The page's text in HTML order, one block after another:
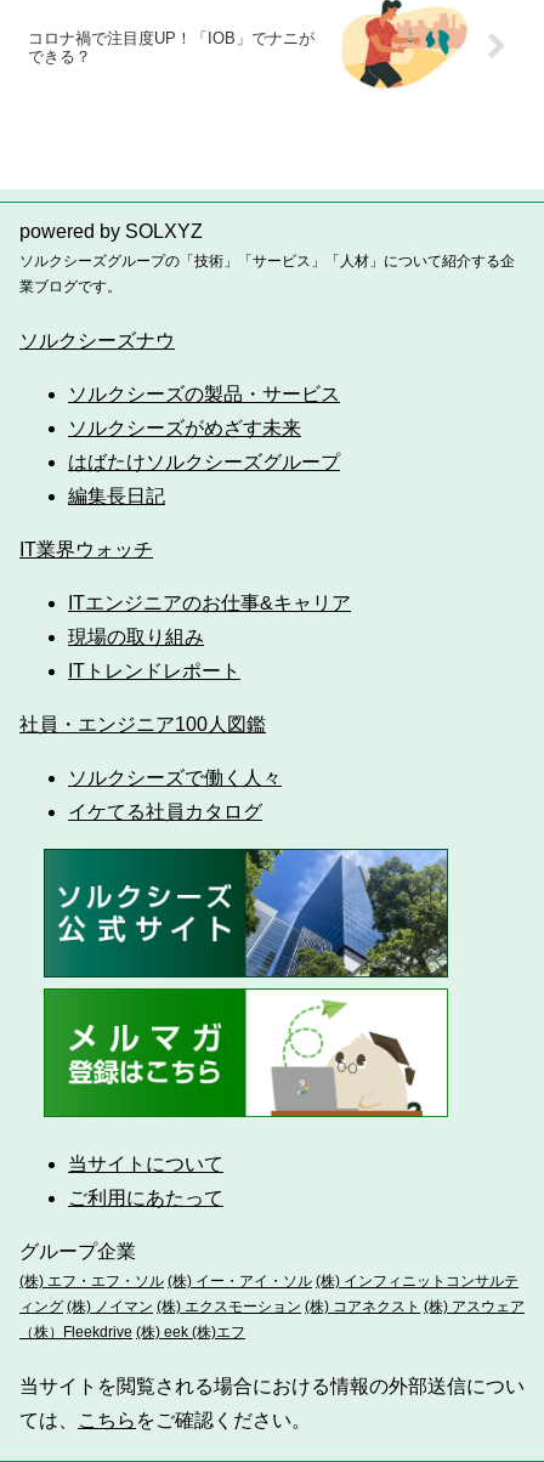
コロナ禍で注目度UP！「IOB」でナニが
できる？
powered by SOLXYZ
ソルクシーズグループの「技術」「サービス」「人材」について紹介する企
業ブログです。
ソルクシーズナウ
ソルクシーズの製品・サービス
ソルクシーズがめざす未来
はばたけソルクシーズグループ
編集長日記
IT業界ウォッチ
ITエンジニアのお仕事&キャリア
現場の取り組み
ITトレンドレポート
社員・エンジニア100人図鑑
ソルクシーズで働く人々
イケてる社員カタログ
当サイトについて
ご利用にあたって
グループ企業
(株) エフ・エフ・ソル (株) イー・アイ・ソル (株) インフィニットコンサルテ
ィング (株) ノイマン (株) エクスモーション (株) コアネクスト (株) アスウェア
（株）Fleekdrive (株) eek (株)エフ
当サイトを閲覧される場合における情報の外部送信につい
ては、
こちら をご確認ください。